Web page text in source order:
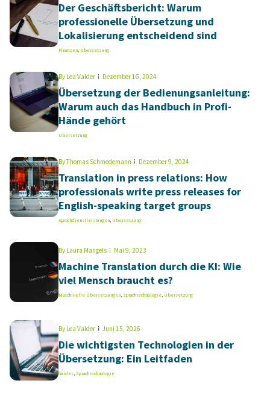
Der Geschäftsbericht: Warum
professionelle Übersetzung und
Lokalisierung entscheidend sind
Finanzen, Übersetzung
ByLea Valder Dezember 16, 2024
Übersetzung der Bedienungsanleitung:
Warum auch das Handbuch in Profi-
Hände gehört
Übersetzung
ByThomas Schmedemann Dezember 9, 2024
Translation in press relations: How
professionals write press releases for
English-speaking target groups
Sprachdienstleistungen, Übersetzung
ByLaura Mangels Mai 9, 2023
Machine Translation durch die KI: Wie
viel Mensch braucht es?
Maschinelle Übersetzungen, Sprachtechnologie, Übersetzung
ByLea Valder Juni 15, 2026
Die wichtigsten Technologien in der
Übersetzung: Ein Leitfaden
Guides, Sprachtechnologie